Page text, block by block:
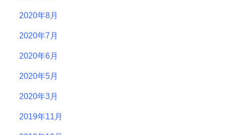
2020年8月
2020年7月
2020年6月
2020年5月
2020年3月
2019年11月